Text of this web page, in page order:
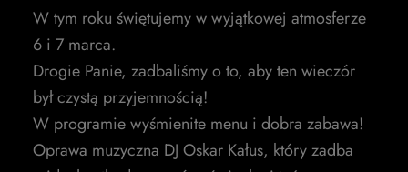
W tym roku świętujemy w wyjątkowej atmosferze
6 i 7 marca.
Drogie Panie, zadbaliśmy o to, aby ten wieczór
był czystą przyjemnością!
W programie wyśmienite menu i dobra zabawa!
Oprawa muzyczna DJ Oskar Kałus, który zadba